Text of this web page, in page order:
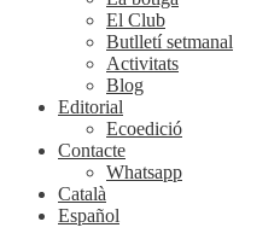
El Club
Butlletí setmanal
Activitats
Blog
Editorial
Ecoedició
Contacte
Whatsapp
Català
Español